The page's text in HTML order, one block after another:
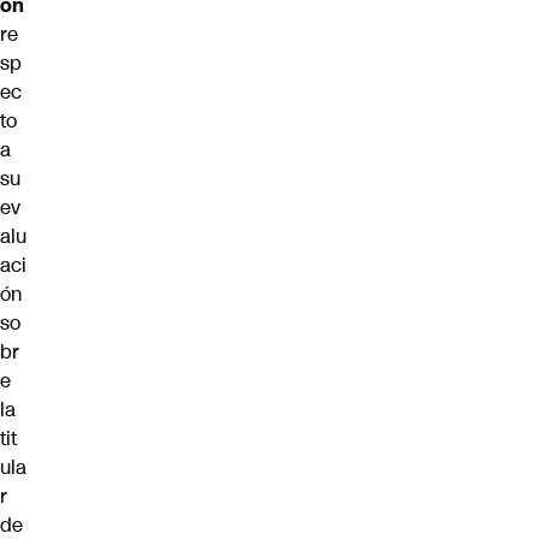
re
sp
ec
to
a
su
ev
alu
aci
ón
so
br
e
la
tit
ula
r
de